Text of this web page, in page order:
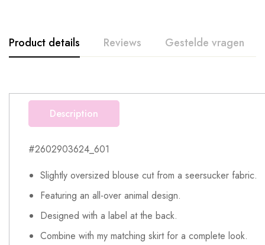
Product details Reviews Gestelde vragen
Description
#2602903624_601
Slightly oversized blouse cut from a seersucker fabric.
Featuring an all-over animal design.
Designed with a label at the back.
Combine with my matching skirt for a complete look.